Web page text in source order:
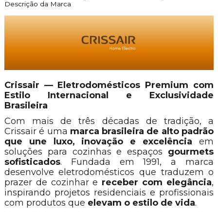
Descrição da Marca
Crissair — Eletrodomésticos Premium com
Estilo Internacional e Exclusividade
Brasileira
Com mais de três décadas de tradição, a
Crissair é uma marca brasileira de alto padrão
que une luxo, inovação e excelência em
soluções para cozinhas e espaços gourmets
sofisticados. Fundada em 1991, a marca
desenvolve eletrodomésticos que traduzem o
prazer de cozinhar e receber com elegância,
inspirando projetos residenciais e profissionais
com produtos que elevam o estilo de vida.